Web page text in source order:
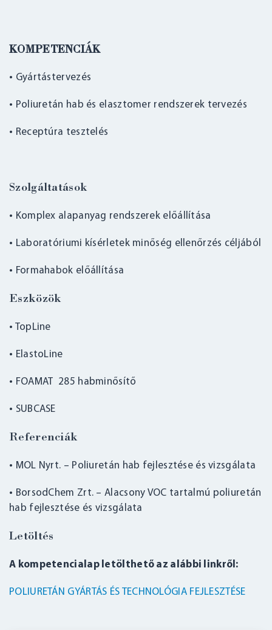
KOMPETENCIÁK
• Gyártástervezés
• Poliuretán hab és elasztomer rendszerek tervezés
• Receptúra tesztelés
Szolgáltatások
• Komplex alapanyag rendszerek előállítása
• Laboratóriumi kísérletek minőség ellenőrzés céljából
• Formahabok előállítása
Eszközök
• TopLine
• ElastoLine
• FOAMAT 285 habminősítő
• SUBCASE
Referenciák
• MOL Nyrt. – Poliuretán hab fejlesztése és vizsgálata
• BorsodChem Zrt. – Alacsony VOC tartalmú poliuretán
hab fejlesztése és vizsgálata
Letöltés
A kompetencialap letölthető az alábbi linkről:
POLIURETÁN GYÁRTÁS ÉS TECHNOLÓGIA FEJLESZTÉSE